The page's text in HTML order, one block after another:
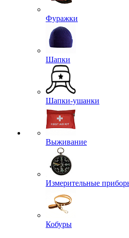
Пилотки
Фуражки
Шапки
Шапки-ушанки
Выживание
Измерительные приборы